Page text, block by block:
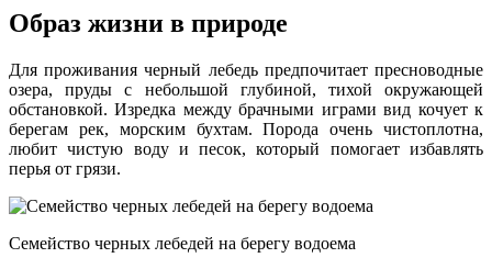
Образ жизни в природе
Для проживания черный лебедь предпочитает пресноводные
озера, пруды с небольшой глубиной, тихой окружающей
обстановкой. Изредка между брачными играми вид кочует к
берегам рек, морским бухтам. Порода очень чистоплотна,
любит чистую воду и песок, который помогает избавлять
перья от грязи.
Семейство черных лебедей на берегу водоема